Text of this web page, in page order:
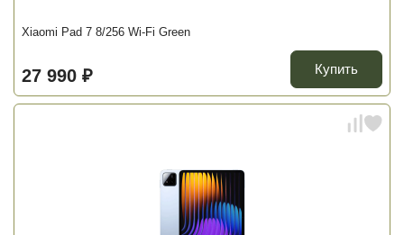
Xiaomi Pad 7 8/256 Wi-Fi Green
27 990 ₽ Купить